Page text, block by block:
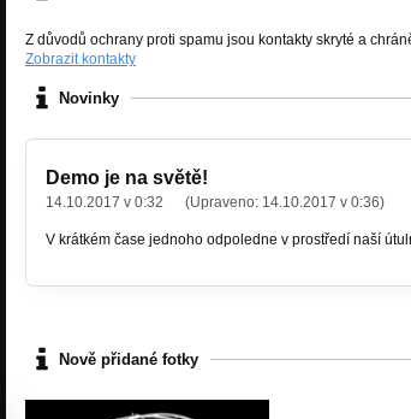
Z důvodů ochrany proti spamu jsou kontakty skryté a
Zobrazit kontakty
Novinky
Demo je na světě!
14.10.2017 v 0:32 (Upraveno: 14.10.2017 v 0:36)
V krátkém čase jednoho odpoledne v prostředí naší
Nově přidané fotky